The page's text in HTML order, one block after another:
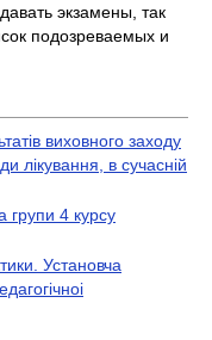
экзамены, так
подозреваемых и
виховного заходу
лікування, в сучасній
групи 4 курсу
Установча